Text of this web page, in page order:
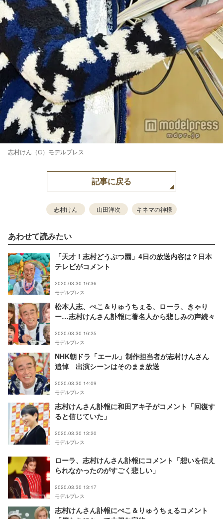
志村けん（C）モデルプレス
記事に戻る
志村けん 山田洋次 キネマの神様
あわせて読みたい
「天才！志村どうぶつ園」4日の放送内容は？日本
テレビがコメント
2020.03.30 16:36
モデルプレス
松本人志、ぺこ＆りゅうちぇる、ローラ、きゃり
ー…志村けんさん訃報に著名人から悲しみの声続々
2020.03.30 16:25
モデルプレス
NHK朝ドラ「エール」制作担当者が志村けんさん
追悼 出演シーンはそのまま放送
2020.03.30 14:09
モデルプレス
志村けんさん訃報に和田アキ子がコメント「回復す
ると信じていた」
2020.03.30 13:20
モデルプレス
ローラ、志村けんさん訃報にコメント「想いを伝え
られなかったのがすごく悲しい」
2020.03.30 13:17
モデルプレス
志村けんさん訃報にぺこ＆りゅうちぇるコメント